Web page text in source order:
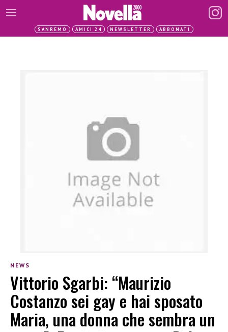
SANREMO AMICI 24 NEWSLETTER ABBONATI
NEWS
Vittorio Sgarbi: “Maurizio
Costanzo sei gay e hai sposato
Maria, una donna che sembra un